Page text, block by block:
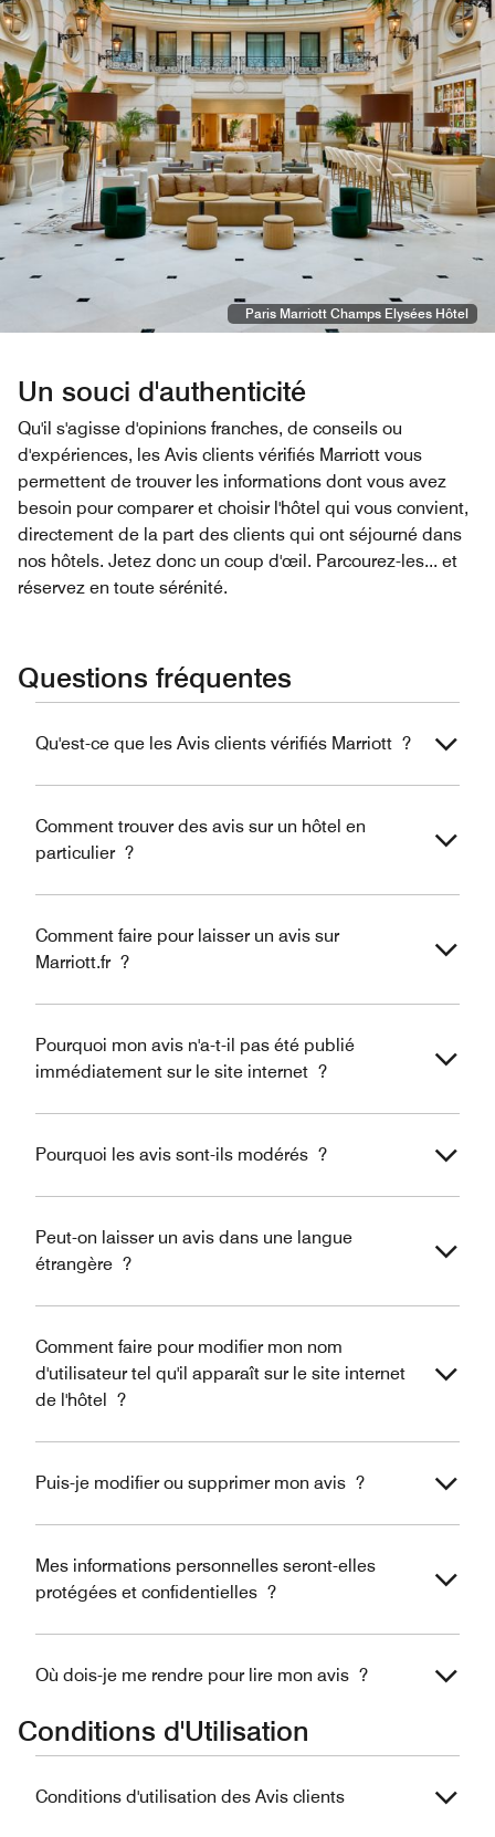
Paris Marriott Champs Elysées Hôtel
Un souci d'authenticité
Qu'il s'agisse d'opinions franches, de conseils ou
d'expériences, les Avis clients vérifiés Marriott vous
permettent de trouver les informations dont vous avez
besoin pour comparer et choisir l'hôtel qui vous convient,
directement de la part des clients qui ont séjourné dans
nos hôtels. Jetez donc un coup d'œil. Parcourez-les... et
réservez en toute sérénité.
Questions fréquentes
Qu'est-ce que les Avis clients vérifiés Marriott ?
Comment trouver des avis sur un hôtel en
particulier ?
Comment faire pour laisser un avis sur
Marriott.fr ?
Pourquoi mon avis n'a-t-il pas été publié
immédiatement sur le site internet ?
Pourquoi les avis sont-ils modérés ?
Peut-on laisser un avis dans une langue
étrangère ?
Comment faire pour modifier mon nom
d'utilisateur tel qu'il apparaît sur le site internet
de l'hôtel ?
Puis-je modifier ou supprimer mon avis ?
Mes informations personnelles seront-elles
protégées et confidentielles ?
Où dois-je me rendre pour lire mon avis ?
Conditions d'Utilisation
Conditions d'utilisation des Avis clients